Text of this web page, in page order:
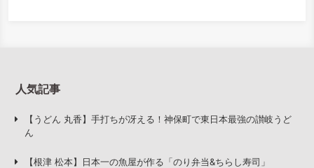
人気記事
【うどん 丸香】手打ちが冴える！神保町で東日本最強の讃岐うど
ん
【根津 松本】日本一の魚屋が作る「のり弁当&ちらし寿司」